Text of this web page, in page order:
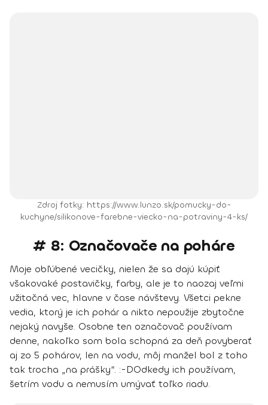
Zdroj fotky: https://www.lunzo.sk/pomucky-do-
kuchyne/silikonove-farebne-viecko-na-potraviny-4-ks/
# 8: Označovače na poháre
Moje obľúbené vecičky, nielen že sa dajú kúpiť
všakovaké postavičky, farby, ale je to naozaj veľmi
užitočná vec, hlavne v čase návštevy. Všetci pekne
vedia, ktorý je ich pohár a nikto nepoužije zbytočne
nejaký navyše. Osobne ten označovač používam
denne, nakoľko som bola schopná za deň povyberať
aj zo 5 pohárov, len na vodu, môj manžel bol z toho
tak trocha „na prášky“. :-DOdkedy ich používam,
šetrím vodu a nemusím umývať toľko riadu.